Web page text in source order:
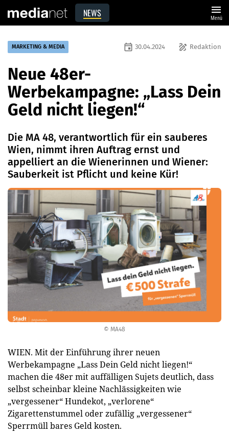
NEWS menu
Menü
© MA48
MARKETING & MEDIA draw Redaktion
event 30.04.2024
Neue 48er-
Werbekampagne: „Lass Dein
Geld nicht liegen!“
Die MA 48, verantwortlich für ein sauberes
Wien, nimmt ihren Auftrag ernst und
appelliert an die Wienerinnen und Wiener:
Sauberkeit ist Pflicht und keine Kür!
WIEN. Mit der Einführung ihrer neuen
Werbekampagne „Lass Dein Geld nicht liegen!“
machen die 48er mit auffälligen Sujets deutlich, dass
selbst scheinbar kleine Nachlässigkeiten wie
„vergessener“ Hundekot, „verlorene“
Zigarettenstummel oder zufällig „vergessener“
Sperrmüll bares Geld kosten.